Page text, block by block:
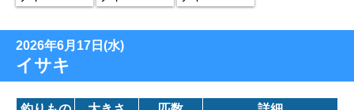
2026年6月17日(水)
イサキ